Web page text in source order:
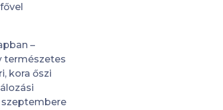
–
természetes
kora őszi
szeptembere